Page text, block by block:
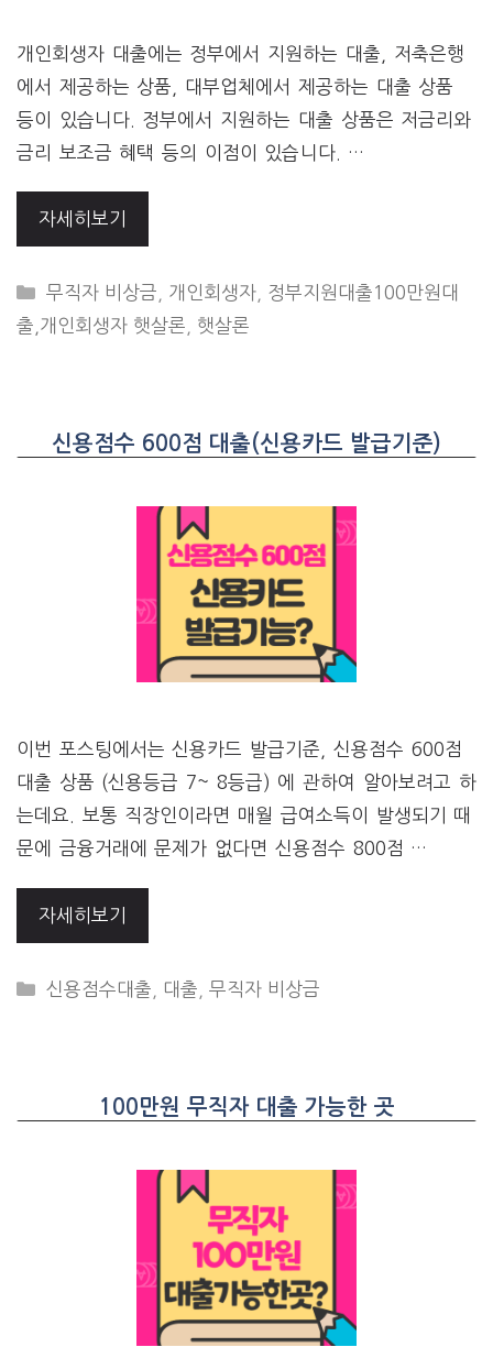
개인회생자 대출에는 정부에서 지원하는 대출, 저축은행
에서 제공하는 상품, 대부업체에서 제공하는 대출 상품
등이 있습니다. 정부에서 지원하는 대출 상품은 저금리와
금리 보조금 혜택 등의 이점이 있습니다. …
자세히보기
CATEGORIES
무직자 비상금 개인회생자
정부지원대출100만원대
출,개인회생자 햇살론
햇살론
신용점수 600점 대출(신용카드 발급기준)
이번 포스팅에서는 신용카드 발급기준, 신용점수 600점
대출 상품 (신용등급 7~ 8등급) 에 관하여 알아보려고 하
는데요. 보통 직장인이라면 매월 급여소득이 발생되기 때
문에 금융거래에 문제가 없다면 신용점수 800점 …
자세히보기
CATEGORIES
신용점수대출 대출 ,무직자 비상금
100만원 무직자 대출 가능한 곳